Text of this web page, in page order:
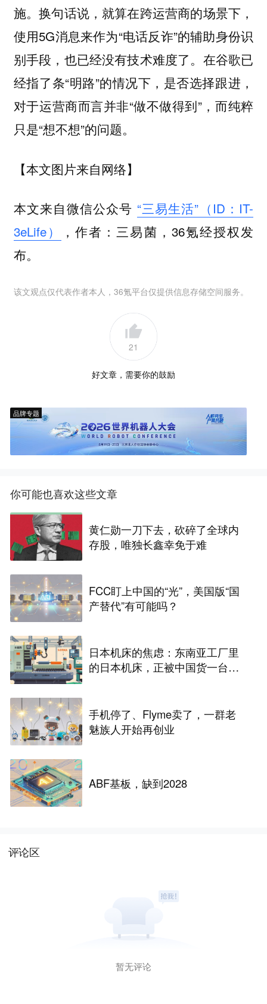
施。换句话说，就算在跨运营商的场景下，
使用5G消息来作为“电话反诈”的辅助身份识
别手段，也已经没有技术难度了。在谷歌已
经指了条“明路”的情况下，是否选择跟进，
对于运营商而言并非“做不做得到”，而纯粹
只是“想不想”的问题。
【本文图片来自网络】
本文来自微信公众号 “三易生活”（ID：IT-
3eLife）
，作者：三易菌，36氪经授权发
布。
该文观点仅代表作者本人，36氪平台仅提供信息存储空间服务。
21
好文章，需要你的鼓励
品牌专题
你可能也喜欢这些文章
黄仁勋一刀下去，砍碎了全球内
存股，唯独长鑫幸免于难
FCC盯上中国的“光”，美国版“国
产替代”有可能吗？
日本机床的焦虑：东南亚工厂里
的日本机床，正被中国货一台台
手机停了、Flyme卖了，一群老
魅族人开始再创业
ABF基板，缺到2028
评论区
暂无评论